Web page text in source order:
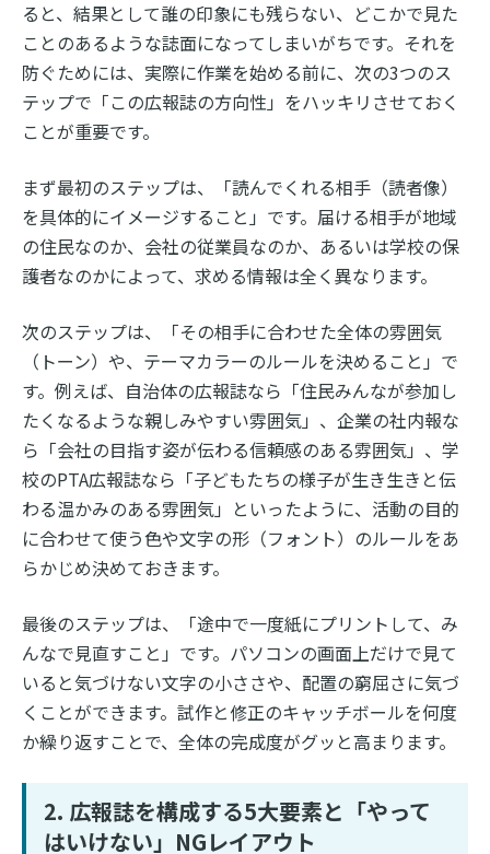
ると、結果として誰の印象にも残らない、どこかで見た
ことのあるような誌面になってしまいがちです。それを
防ぐためには、実際に作業を始める前に、次の3つのス
テップで「この広報誌の方向性」をハッキリさせておく
ことが重要です。
まず最初のステップは、「読んでくれる相手（読者像）
を具体的にイメージすること」です。届ける相手が地域
の住民なのか、会社の従業員なのか、あるいは学校の保
護者なのかによって、求める情報は全く異なります。
次のステップは、「その相手に合わせた全体の雰囲気
（トーン）や、テーマカラーのルールを決めること」で
す。例えば、自治体の広報誌なら「住民みんなが参加し
たくなるような親しみやすい雰囲気」、企業の社内報な
ら「会社の目指す姿が伝わる信頼感のある雰囲気」、学
校のPTA広報誌なら「子どもたちの様子が生き生きと伝
わる温かみのある雰囲気」といったように、活動の目的
に合わせて使う色や文字の形（フォント）のルールをあ
らかじめ決めておきます。
最後のステップは、「途中で一度紙にプリントして、み
んなで見直すこと」です。パソコンの画面上だけで見て
いると気づけない文字の小ささや、配置の窮屈さに気づ
くことができます。試作と修正のキャッチボールを何度
か繰り返すことで、全体の完成度がグッと高まります。
2. 広報誌を構成する5大要素と「やって
はいけない」NGレイアウト